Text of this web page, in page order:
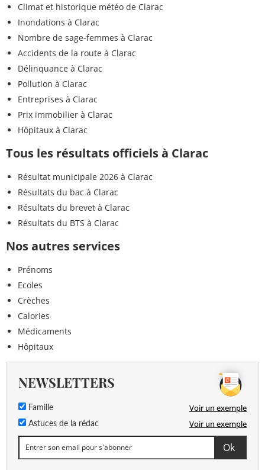
Climat et historique météo de Clarac
Inondations à Clarac
Nombre de sage-femmes à Clarac
Accidents de la route à Clarac
Délinquance à Clarac
Pollution à Clarac
Entreprises à Clarac
Prix immobilier à Clarac
Hôpitaux à Clarac
Tous les résultats officiels à Clarac
Résultat municipale 2026 à Clarac
Résultats du bac à Clarac
Résultats du brevet à Clarac
Résultats du BTS à Clarac
Nos autres services
Prénoms
Ecoles
Crèches
Calories
Médicaments
Hôpitaux
NEWSLETTERS
Famille Voir un exemple
Astuces de la rédac Voir un exemple